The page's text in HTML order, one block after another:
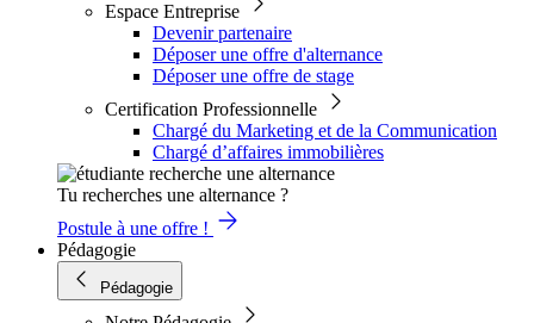
Espace Entreprise
Devenir partenaire
Déposer une offre d'alternance
Déposer une offre de stage
Certification Professionnelle
Chargé du Marketing et de la Communication
Chargé d’affaires immobilières
Tu recherches une alternance ?
Postule à une offre !
Pédagogie
Pédagogie